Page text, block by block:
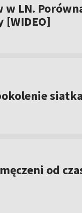
w LN.
[WIDEO]
od